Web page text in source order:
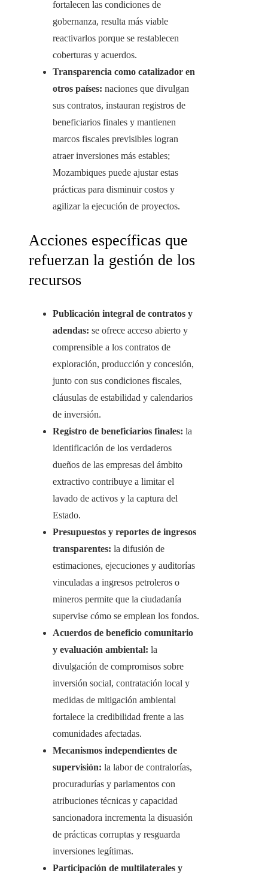
fortalecen las condiciones de
gobernanza, resulta más viable
reactivarlos porque se restablecen
coberturas y acuerdos.
Transparencia como catalizador en
otros países: naciones que divulgan
sus contratos, instauran registros de
beneficiarios finales y mantienen
marcos fiscales previsibles logran
atraer inversiones más estables;
Mozambiques puede ajustar estas
prácticas para disminuir costos y
agilizar la ejecución de proyectos.
Acciones específicas que
refuerzan la gestión de los
recursos
Publicación integral de contratos y
adendas: se ofrece acceso abierto y
comprensible a los contratos de
exploración, producción y concesión,
junto con sus condiciones fiscales,
cláusulas de estabilidad y calendarios
de inversión.
Registro de beneficiarios finales: la
identificación de los verdaderos
dueños de las empresas del ámbito
extractivo contribuye a limitar el
lavado de activos y la captura del
Estado.
Presupuestos y reportes de ingresos
transparentes: la difusión de
estimaciones, ejecuciones y auditorías
vinculadas a ingresos petroleros o
mineros permite que la ciudadanía
supervise cómo se emplean los fondos.
Acuerdos de beneficio comunitario
y evaluación ambiental: la
divulgación de compromisos sobre
inversión social, contratación local y
medidas de mitigación ambiental
fortalece la credibilidad frente a las
comunidades afectadas.
Mecanismos independientes de
supervisión: la labor de contralorías,
procuradurías y parlamentos con
atribuciones técnicas y capacidad
sancionadora incrementa la disuasión
de prácticas corruptas y resguarda
inversiones legítimas.
Participación de multilaterales y